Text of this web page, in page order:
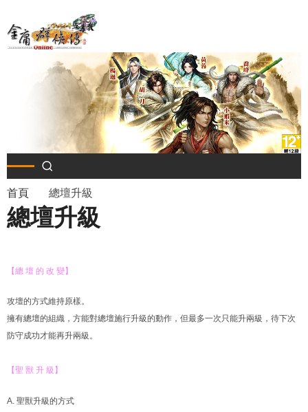
至
導
航
結
首頁 總壇升級
總壇升級
【總 壇 的 改 變】
攻壇的方式維持原樣。
擁有總壇的組織，方能對總壇施行升級的動作，但最多一次只能升兩級，待下次
防守成功才能再升兩級。
【聖 獸 升 級】
A. 聖獸升級的方式